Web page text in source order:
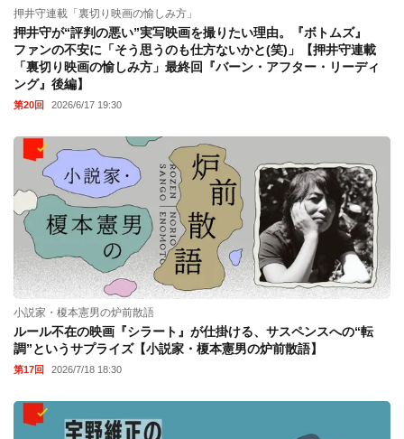
押井守連載「裏切り映画の愉しみ方」
押井守が“評判の悪い”実写映画を撮りたい理由。『ボトムズ』
ファンの不安に「そう思うのも仕方ないかと(笑)」【押井守連載
「裏切り映画の愉しみ方」最終回『バーン・アフター・リーディ
ング』後編】
第20回 2026/6/17 19:30
小説家・榎本憲男の炉前散語
ルール不在の映画『シラート』が仕掛ける、サスペンスへの“転
調”というサプライズ【小説家・榎本憲男の炉前散語】
第17回 2026/7/18 18:30